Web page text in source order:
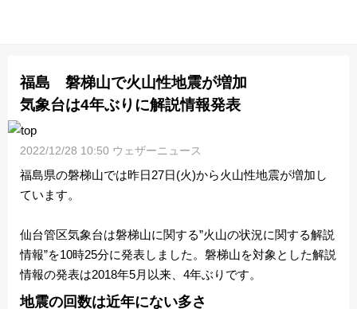
福島 磐梯山で火山性地震が増加
気象台は4年ぶりに解説情報発表
2022/12/28 10:50 ウェザーニュース
福島県の磐梯山では昨日27日(火)から火山性地震が増加し
ています。
仙台管区気象台は磐梯山に関する”火山の状況に関する解説
情報”を10時25分に発表しました。磐梯山を対象とした解説
情報の発表は2018年5月以来、4年ぶりです。
地震の回数は近年にない多さ